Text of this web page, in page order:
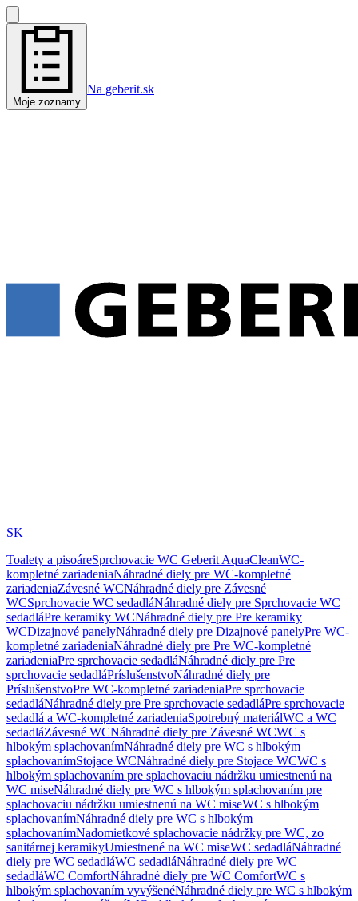
Moje zoznamy
Na geberit.sk
SK
Toalety a pisoáreSprchovacie WC Geberit AquaCleanWC-
kompletné zariadeniaNáhradné diely pre WC-kompletné
zariadeniaZávesné WCNáhradné diely pre Závesné
WCSprchovacie WC sedadláNáhradné diely pre Sprchovacie WC
sedadláPre keramiky WCNáhradné diely pre Pre keramiky
WCDizajnové panelyNáhradné diely pre Dizajnové panelyPre WC-
kompletné zariadeniaNáhradné diely pre Pre WC-kompletné
zariadeniaPre sprchovacie sedadláNáhradné diely pre Pre
sprchovacie sedadláPríslušenstvoNáhradné diely pre
PríslušenstvoPre WC-kompletné zariadeniaPre sprchovacie
sedadláNáhradné diely pre Pre sprchovacie sedadláPre sprchovacie
sedadlá a WC-kompletné zariadeniaSpotrebný materiálWC a WC
sedadláZávesné WCNáhradné diely pre Závesné WCWC s
hlbokým splachovanímNáhradné diely pre WC s hlbokým
splachovanímStojace WCNáhradné diely pre Stojace WCWC s
hlbokým splachovaním pre splachovaciu nádržku umiestnenú na
WC miseNáhradné diely pre WC s hlbokým splachovaním pre
splachovaciu nádržku umiestnenú na WC miseWC s hlbokým
splachovanímNáhradné diely pre WC s hlbokým
splachovanímNadomietkové splachovacie nádržky pre WC, zo
sanitárnej keramikyUmiestnené na WC miseWC sedadláNáhradné
diely pre WC sedadláWC sedadláNáhradné diely pre WC
sedadláWC ComfortNáhradné diely pre WC ComfortWC s
hlbokým splachovaním vyvýšenéNáhradné diely pre WC s hlbokým